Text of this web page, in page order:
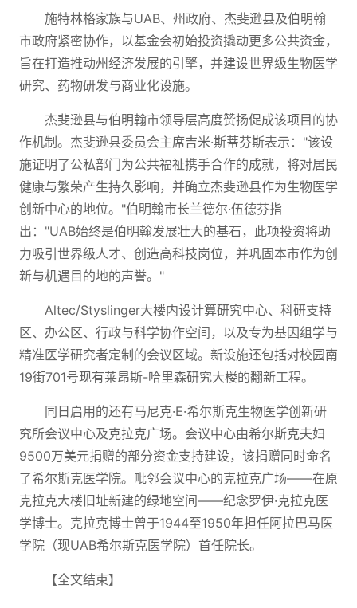
施特林格家族与UAB、州政府、杰斐逊县及伯明翰
市政府紧密协作，以基金会初始投资撬动更多公共资金，
旨在打造推动州经济发展的引擎，并建设世界级生物医学
研究、药物研发与商业化设施。
杰斐逊县与伯明翰市领导层高度赞扬促成该项目的协
作机制。杰斐逊县委员会主席吉米·斯蒂芬斯表示："该设
施证明了公私部门为公共福祉携手合作的成就，将对居民
健康与繁荣产生持久影响，并确立杰斐逊县作为生物医学
创新中心的地位。"伯明翰市长兰德尔·伍德芬指
出："UAB始终是伯明翰发展壮大的基石，此项投资将助
力吸引世界级人才、创造高科技岗位，并巩固本市作为创
新与机遇目的地的声誉。"
Altec/Styslinger大楼内设计算研究中心、科研支持
区、办公区、行政与科学协作空间，以及专为基因组学与
精准医学研究者定制的会议区域。新设施还包括对校园南
19街701号现有莱昂斯-哈里森研究大楼的翻新工程。
同日启用的还有马尼克·E·希尔斯克生物医学创新研
究所会议中心及克拉克广场。会议中心由希尔斯克夫妇
9500万美元捐赠的部分资金支持建设，该捐赠同时命名
了希尔斯克医学院。毗邻会议中心的克拉克广场——在原
克拉克大楼旧址新建的绿地空间——纪念罗伊·克拉克医
学博士。克拉克博士曾于1944至1950年担任阿拉巴马医
学院（现UAB希尔斯克医学院）首任院长。
【全文结束】